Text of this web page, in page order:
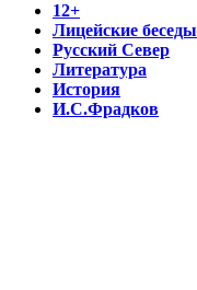
12+
Лицейские беседы
Русский Север
Литература
История
И.С.Фрадков